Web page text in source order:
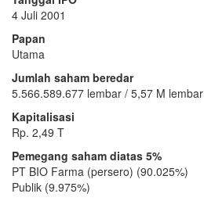
4 Juli 2001
Papan
Utama
Jumlah saham beredar
5.566.589.677 lembar / 5,57 M lembar
Kapitalisasi
Rp. 2,49 T
Pemegang saham diatas 5%
PT BIO Farma (persero) (90.025%)
Publik (9.975%)